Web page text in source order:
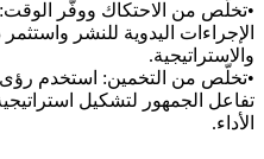
•تخلّص من الاحتكاك ووفّر الوقت:
الإجراءات اليدوية للنشر
والاستراتيجية.
•تخلّص من التخمين: استخدم رؤى
تفاعل الجمهور لتشكيل
الأداء.